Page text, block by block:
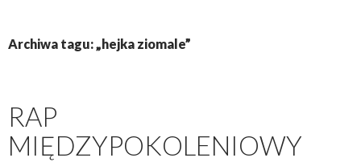
Archiwa tagu: „hejka ziomale”
RAP
MIĘDZYPOKOLENIOWY